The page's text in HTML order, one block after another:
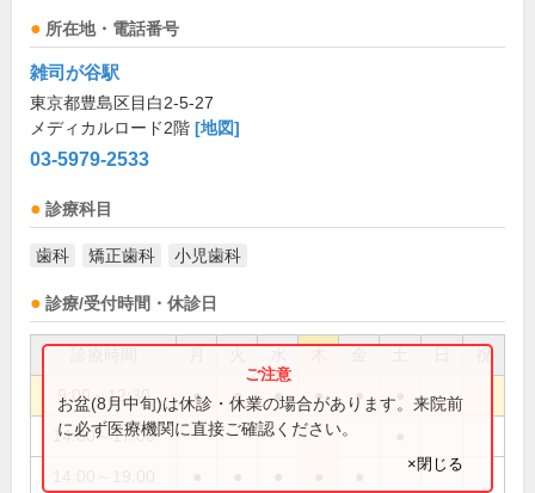
所在地・電話番号
雑司が谷駅
東京都豊島区目白2-5-27
メディカルロード2階 [地図]
03-5979-2533
診療科目
歯科 矯正歯科 小児歯科
診療/受付時間・休診日
祝
9:00～12:30 ● ● ● ● ●
14:00～17:00
お盆(8月中旬)は休診・休業の場合があります。来院前
に必ず医療機関に直接ご確認ください。
×閉じる